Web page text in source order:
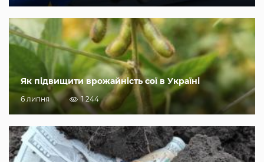
Як підвищити врожайність сої в Україні
6 липня 1 244